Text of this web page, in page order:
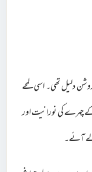
دلیل تھی۔ اسی لمحے
چہرے کی نورانیت اور
لے آئے۔